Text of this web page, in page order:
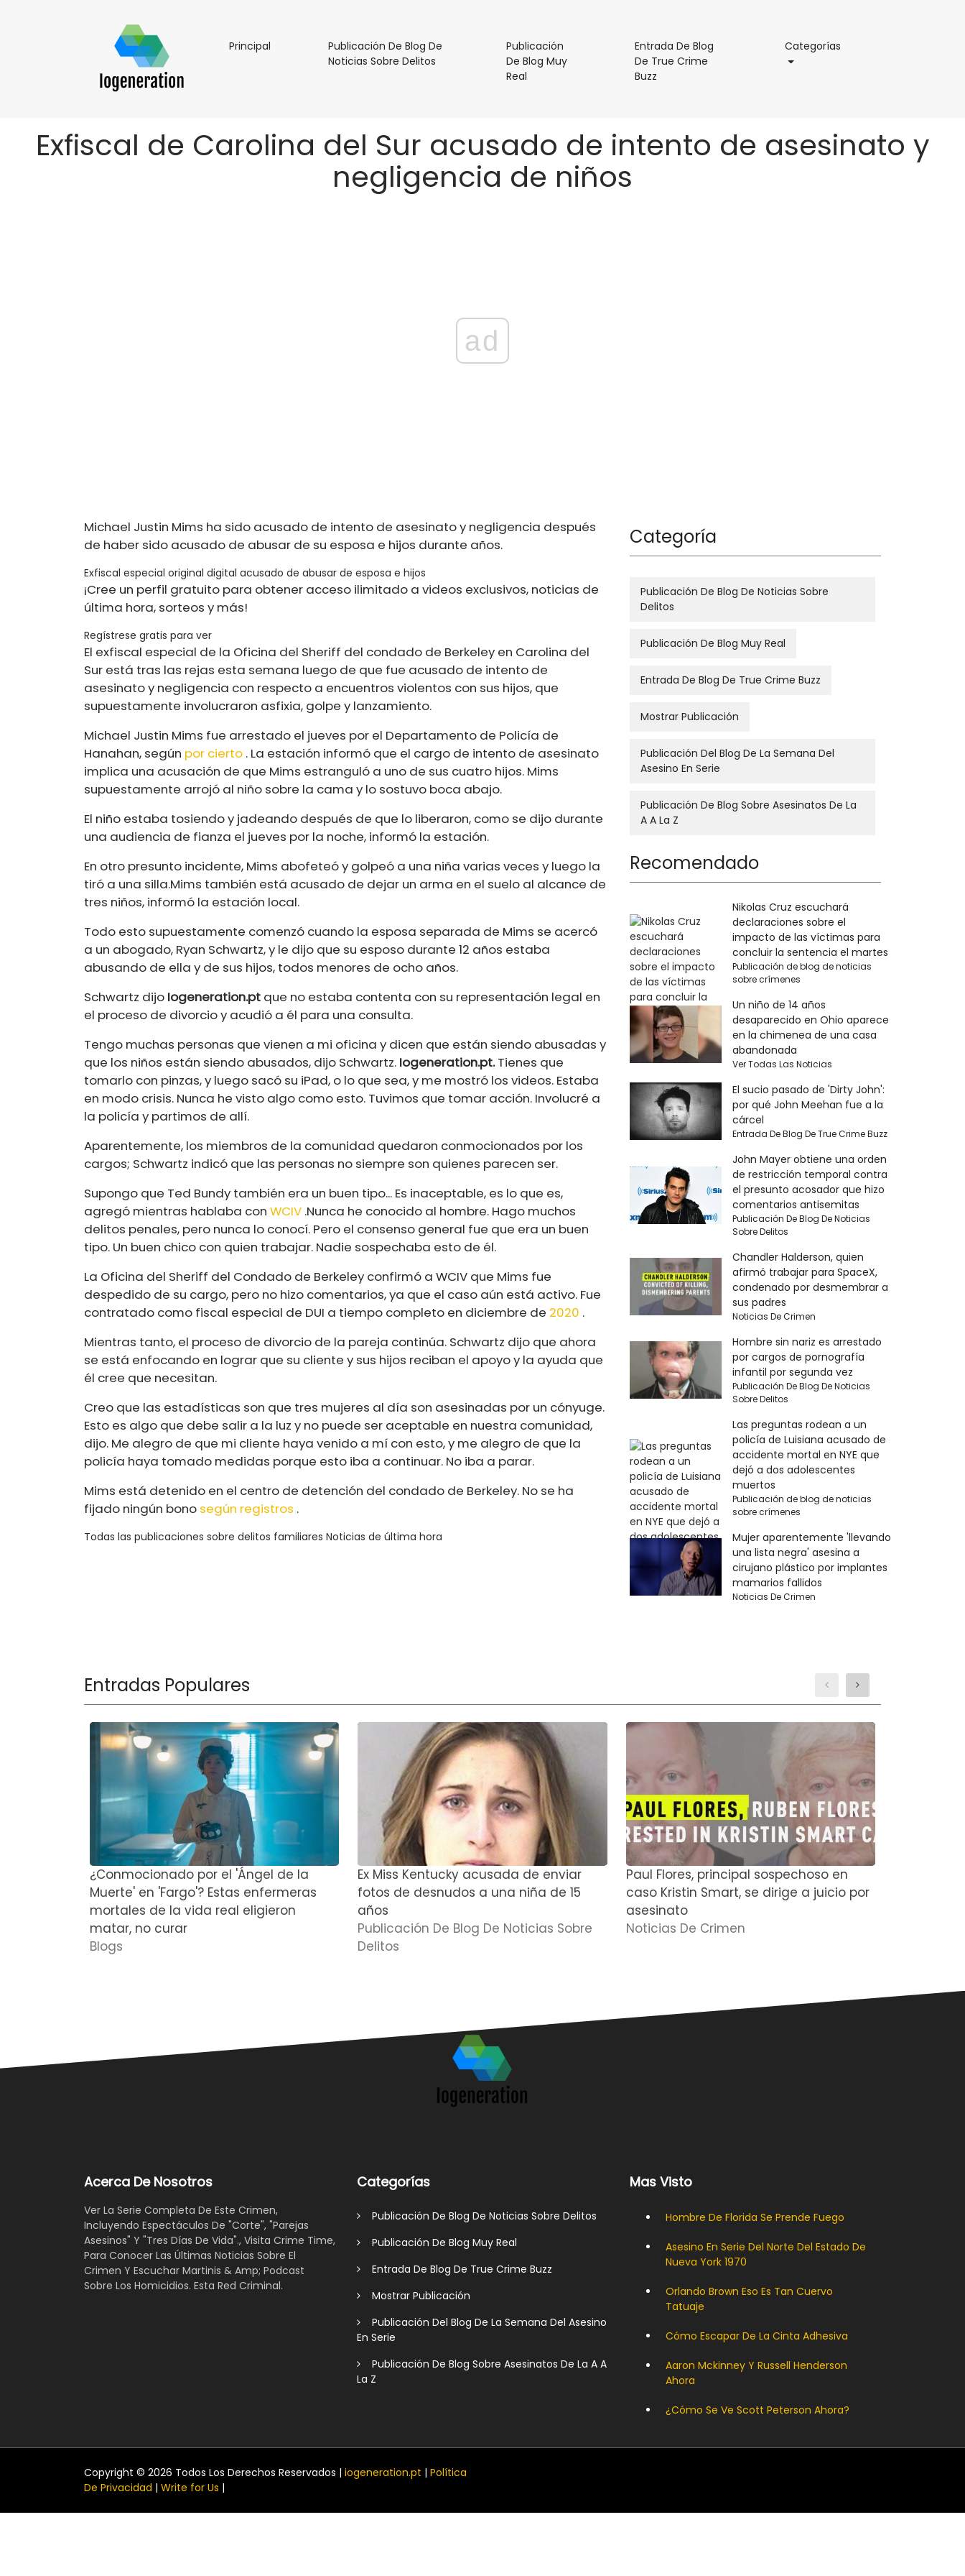
PrincipalPrincipal
Publicación De Blog De
Noticias Sobre DelitosPublicación
Delitos
Publicación
De Blog Muy
Real
Real
Entrada De Blog
De True Crime
BuzzEntrada
Crime
Categorías
Exfiscal de Carolina del Sur acusado de intento de asesinato y
negligencia de niños
ad
Michael Justin Mims ha sido acusado de intento de asesinato y negligencia después
de haber sido acusado de abusar de su esposa e hijos durante años.
Exfiscal especial original digital acusado de abusar de esposa e hijos
¡Cree un perfil gratuito para obtener acceso ilimitado a videos exclusivos, noticias de
última hora, sorteos y más!
Regístrese gratis para ver
El exfiscal especial de la Oficina del Sheriff del condado de Berkeley en Carolina del
Sur está tras las rejas esta semana luego de que fue acusado de intento de
asesinato y negligencia con respecto a encuentros violentos con sus hijos, que
supuestamente involucraron asfixia, golpe y lanzamiento.
Michael Justin Mims fue arrestado el jueves por el Departamento de Policía de
Hanahan, según por cierto . La estación informó que el cargo de intento de asesinato
implica una acusación de que Mims estranguló a uno de sus cuatro hijos. Mims
supuestamente arrojó al niño sobre la cama y lo sostuvo boca abajo.
El niño estaba tosiendo y jadeando después de que lo liberaron, como se dijo durante
una audiencia de fianza el jueves por la noche, informó la estación.
En otro presunto incidente, Mims abofeteó y golpeó a una niña varias veces y luego la
tiró a una silla.Mims también está acusado de dejar un arma en el suelo al alcance de
tres niños, informó la estación local.
Todo esto supuestamente comenzó cuando la esposa separada de Mims se acercó
a un abogado, Ryan Schwartz, y le dijo que su esposo durante 12 años estaba
abusando de ella y de sus hijos, todos menores de ocho años.
Schwartz dijo Iogeneration.pt que no estaba contenta con su representación legal en
el proceso de divorcio y acudió a él para una consulta.
Tengo muchas personas que vienen a mi oficina y dicen que están siendo abusadas y
que los niños están siendo abusados, dijo Schwartz. Iogeneration.pt.Tienes que
tomarlo con pinzas, y luego sacó su iPad, o lo que sea, y me mostró los videos. Estaba
en modo crisis. Nunca he visto algo como esto. Tuvimos que tomar acción. Involucré a
la policía y partimos de allí.
Aparentemente, los miembros de la comunidad quedaron conmocionados por los
cargos; Schwartz indicó que las personas no siempre son quienes parecen ser.
Supongo que Ted Bundy también era un buen tipo... Es inaceptable, es lo que es,
agregó mientras hablaba con WCIV .Nunca he conocido al hombre. Hago muchos
delitos penales, pero nunca lo conocí. Pero el consenso general fue que era un buen
tipo. Un buen chico con quien trabajar. Nadie sospechaba esto de él.
La Oficina del Sheriff del Condado de Berkeley confirmó a WCIV que Mims fue
despedido de su cargo, pero no hizo comentarios, ya que el caso aún está activo. Fue
contratado como fiscal especial de DUI a tiempo completo en diciembre de 2020 .
Mientras tanto, el proceso de divorcio de la pareja continúa. Schwartz dijo que ahora
se está enfocando en lograr que su cliente y sus hijos reciban el apoyo y la ayuda que
él cree que necesitan.
Creo que las estadísticas son que tres mujeres al día son asesinadas por un cónyuge.
Esto es algo que debe salir a la luz y no puede ser aceptable en nuestra comunidad,
dijo. Me alegro de que mi cliente haya venido a mí con esto, y me alegro de que la
policía haya tomado medidas porque esto iba a continuar. No iba a parar.
Mims está detenido en el centro de detención del condado de Berkeley. No se ha
fijado ningún bono según registros .
Todas las publicaciones sobre delitos familiares Noticias de última hora
Categoría
Publicación De Blog De Noticias Sobre
Delitos
Publicación De Blog Muy Real
Entrada De Blog De True Crime Buzz
Mostrar Publicación
Publicación Del Blog De La Semana Del
Asesino En Serie
Publicación De Blog Sobre Asesinatos De La
A A La Z
Recomendado
Nikolas Cruz escuchará
declaraciones sobre el
impacto de las víctimas para
concluir la sentencia el martes
Publicación de blog de noticias
sobre crímenes
Un niño de 14 años
desaparecido en Ohio aparece
en la chimenea de una casa
abandonada
Ver Todas Las Noticias
El sucio pasado de 'Dirty John':
por qué John Meehan fue a la
cárcel
Entrada De Blog De True Crime Buzz
John Mayer obtiene una orden
de restricción temporal contra
el presunto acosador que hizo
comentarios antisemitas
Publicación De Blog De Noticias
Sobre Delitos
Chandler Halderson, quien
afirmó trabajar para SpaceX,
condenado por desmembrar a
sus padres
Noticias De Crimen
Hombre sin nariz es arrestado
por cargos de pornografía
infantil por segunda vez
Publicación De Blog De Noticias
Sobre Delitos
Las preguntas rodean a un
policía de Luisiana acusado de
accidente mortal en NYE que
dejó a dos adolescentes
muertos
Publicación de blog de noticias
sobre crímenes
Mujer aparentemente 'llevando
una lista negra' asesina a
cirujano plástico por implantes
mamarios fallidos
Noticias De Crimen
Entradas Populares
¿Conmocionado por el 'Ángel de la
Muerte' en 'Fargo'? Estas enfermeras
mortales de la vida real eligieron
matar, no curar
Blogs
Ex Miss Kentucky acusada de enviar
fotos de desnudos a una niña de 15
años
Publicación De Blog De Noticias Sobre
Delitos
Paul Flores, principal sospechoso en
caso Kristin Smart, se dirige a juicio por
asesinato
Noticias De Crimen
Acerca De Nosotros
Ver La Serie Completa De Este Crimen,
Incluyendo Espectáculos De "Corte", "Parejas
Asesinos" Y "Tres Días De Vida"., Visita Crime Time,
Para Conocer Las Últimas Noticias Sobre El
Crimen Y Escuchar Martinis & Amp; Podcast
Sobre Los Homicidios. Esta Red Criminal.
Categorías
Publicación De Blog De Noticias Sobre Delitos
Publicación De Blog Muy Real
Entrada De Blog De True Crime Buzz
Mostrar Publicación
Publicación Del Blog De La Semana Del Asesino
En Serie
Publicación De Blog Sobre Asesinatos De La A A
La Z
Mas Visto
Hombre De Florida Se Prende Fuego
Asesino En Serie Del Norte Del Estado De
Nueva York 1970
Orlando Brown Eso Es Tan Cuervo
Tatuaje
Cómo Escapar De La Cinta Adhesiva
Aaron Mckinney Y Russell Henderson
Ahora
¿Cómo Se Ve Scott Peterson Ahora?
Copyright © 2026 Todos Los Derechos Reservados | iogeneration.pt | Política
De Privacidad | Write for Us |